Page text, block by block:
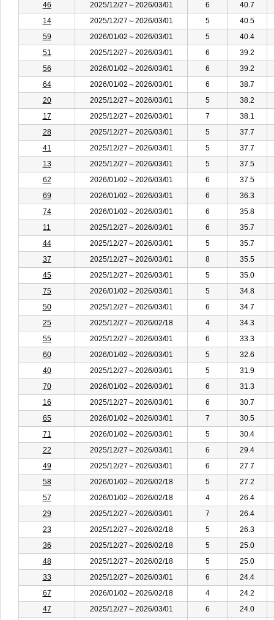
46
2025/12/27～2026/03/01 6
40.7
14
2025/12/27～2026/03/01 5
40.5
59
2026/01/02～2026/03/01 5
40.4
51
2025/12/27～2026/03/01 6
39.2
56
2026/01/02～2026/03/01 6
39.2
64
2026/01/02～2026/03/01 6
38.7
20
2025/12/27～2026/03/01 5
38.2
17
2025/12/27～2026/03/01 7
38.1
28
2025/12/27～2026/03/01 5
37.7
41
2025/12/27～2026/03/01 5
37.7
13
2025/12/27～2026/03/01 5
37.5
62
2026/01/02～2026/03/01 6
37.5
69
2026/01/02～2026/03/01 6
36.3
74
2026/01/02～2026/03/01 6
35.8
11
2025/12/27～2026/03/01 6
35.7
44
2025/12/27～2026/03/01 5
35.7
37
2025/12/27～2026/03/01 8
35.5
45
2025/12/27～2026/03/01 5
35.0
75
2026/01/02～2026/03/01 5
34.8
50
2025/12/27～2026/03/01 6
34.7
25
2025/12/27～2026/02/18 4
34.3
55
2025/12/27～2026/03/01 6
33.3
60
2026/01/02～2026/03/01 5
32.6
40
2025/12/27～2026/03/01 5
31.9
70
2026/01/02～2026/03/01 6
31.3
16
2025/12/27～2026/03/01 6
30.7
65
2026/01/02～2026/03/01 7
30.5
71
2026/01/02～2026/03/01 5
30.4
22
2025/12/27～2026/03/01 6
29.4
49
2025/12/27～2026/03/01 6
27.7
58
2026/01/02～2026/02/18 5
27.2
57
2026/01/02～2026/02/18 4
26.4
29
2025/12/27～2026/03/01 7
26.4
23
2025/12/27～2026/02/18 5
26.3
36
2025/12/27～2026/02/18 5
25.0
48
2025/12/27～2026/02/18 5
25.0
33
2025/12/27～2026/03/01 6
24.4
67
2026/01/02～2026/02/18 4
24.2
47
2025/12/27～2026/03/01 6
24.0